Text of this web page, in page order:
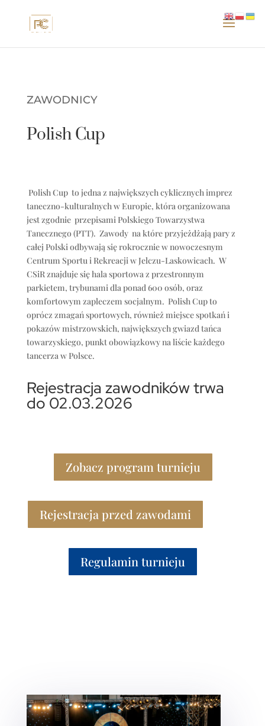
ZAWODNICY
Polish Cup
Polish Cup to jedna z największych cyklicznych imprez
taneczno-kulturalnych w Europie, która organizowana
jest zgodnie przepisami Polskiego Towarzystwa
Tanecznego (PTT). Zawody na które przyjeżdżają pary z
całej Polski odbywają się rokrocznie w nowoczesnym
Centrum Sportu i Rekreacji w Jelczu-Laskowicach. W
CSiR znajduje się hala sportowa z przestronnym
parkietem, trybunami dla ponad 600 osób, oraz
komfortowym zapleczem socjalnym. Polish Cup to
oprócz zmagań sportowych, również miejsce spotkań i
pokazów mistrzowskich, największych gwiazd tańca
towarzyskiego, punkt obowiązkowy na liście każdego
tancerza w Polsce.
Rejestracja zawodników trwa
do 02.03.2026
Zobacz program turnieju
Rejestracja przed zawodami
Regulamin turnieju